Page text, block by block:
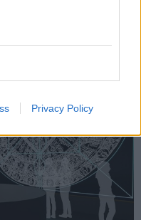
Privacy Policy